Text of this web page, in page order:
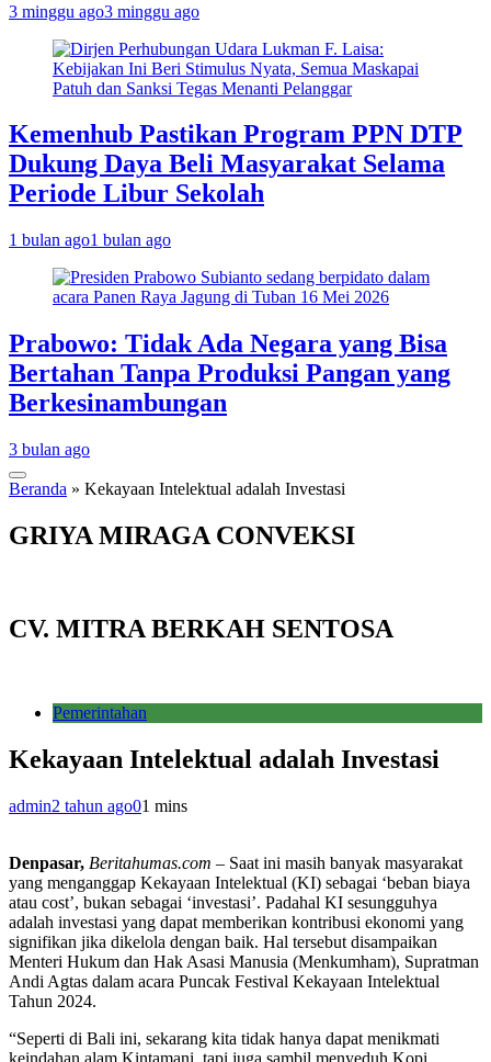
3 minggu ago3 minggu ago
Kemenhub Pastikan Program PPN DTP
Dukung Daya Beli Masyarakat Selama
Periode Libur Sekolah
1 bulan ago1 bulan ago
Prabowo: Tidak Ada Negara yang Bisa
Bertahan Tanpa Produksi Pangan yang
Berkesinambungan
3 bulan ago
Beranda » Kekayaan Intelektual adalah Investasi
GRIYA MIRAGA CONVEKSI
CV. MITRA BERKAH SENTOSA
Pemerintahan
Kekayaan Intelektual adalah Investasi
admin2 tahun ago01 mins
Denpasar, Beritahumas.com – Saat ini masih banyak masyarakat
yang menganggap Kekayaan Intelektual (KI) sebagai ‘beban biaya
atau cost’, bukan sebagai ‘investasi’. Padahal KI sesungguhya
adalah investasi yang dapat memberikan kontribusi ekonomi yang
signifikan jika dikelola dengan baik. Hal tersebut disampaikan
Menteri Hukum dan Hak Asasi Manusia (Menkumham), Supratman
Andi Agtas dalam acara Puncak Festival Kekayaan Intelektual
Tahun 2024.
“Seperti di Bali ini, sekarang kita tidak hanya dapat menikmati
keindahan alam Kintamani, tapi juga sambil menyeduh Kopi